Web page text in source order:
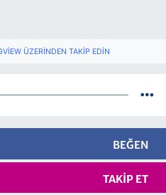
ÜZERINDEN TAKIP EDIN
BEĞEN
TAKIP ET